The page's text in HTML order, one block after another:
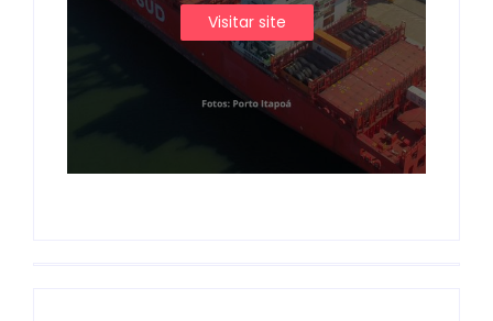
Visitar site